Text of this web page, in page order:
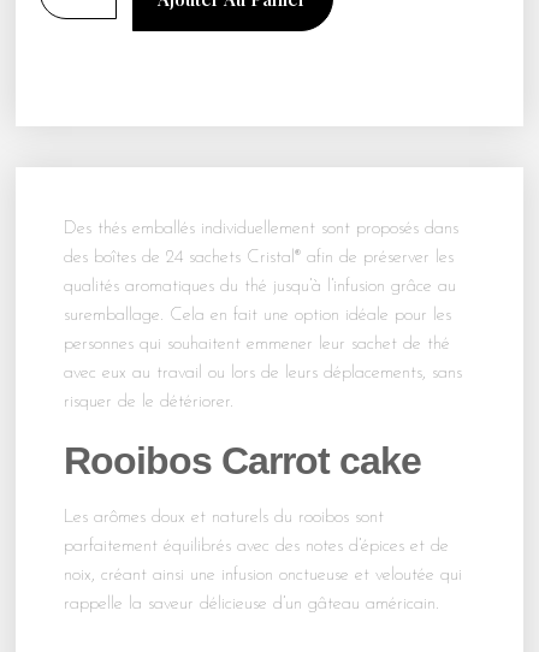
Des thés emballés individuellement sont proposés dans
des boîtes de 24 sachets Cristal® afin de préserver les
qualités aromatiques du thé jusqu’à l’infusion grâce au
suremballage. Cela en fait une option idéale pour les
personnes qui souhaitent emmener leur sachet de thé
avec eux au travail ou lors de leurs déplacements, sans
risquer de le détériorer.
Rooibos Carrot cake
Les arômes doux et naturels du rooibos sont
parfaitement équilibrés avec des notes d’épices et de
noix, créant ainsi une infusion onctueuse et veloutée qui
rappelle la saveur délicieuse d’un gâteau américain.